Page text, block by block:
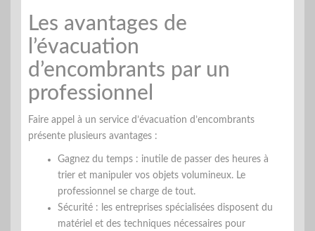
Les avantages de
l’évacuation
d’encombrants par un
professionnel
Faire appel à un service d’évacuation d’encombrants
présente plusieurs avantages :
Gagnez du temps : inutile de passer des heures à
trier et manipuler vos objets volumineux. Le
professionnel se charge de tout.
Sécurité : les entreprises spécialisées disposent du
matériel et des techniques nécessaires pour